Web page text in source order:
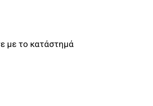
με το κατάστημά